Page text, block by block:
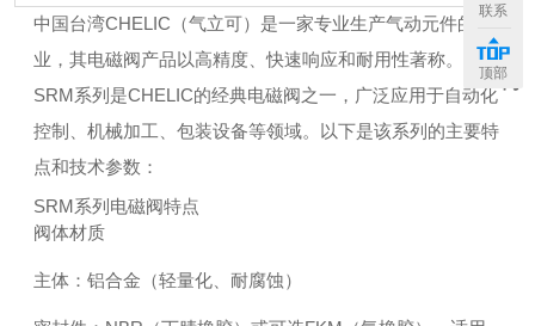
中国台湾CHELIC（气立可）是一家专业生产气动元件的企
业，其电磁阀产品以高精度、快速响应和耐用性著称。
SRM系列是CHELIC的经典电磁阀之一，广泛应用于自动化
控制、机械加工、包装设备等领域。以下是该系列的主要特
点和技术参数：
SRM系列电磁阀特点
阀体材质
主体：铝合金（轻量化、耐腐蚀）
国
台
湾
联系
顶部